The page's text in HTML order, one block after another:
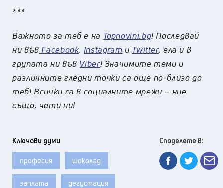
***
Важното за теб е на Topnovini.bg! Последвай
ни във Facebook, Instagram и Twitter, ела и в
групата ни във Viber! Значимите теми и
различните гледни точки са още по-близо до
теб! Всички са в социалните мрежи – ние
също, чети ни!
Ключови думи
професия шоколад
заплата дегустация
Споделете в: